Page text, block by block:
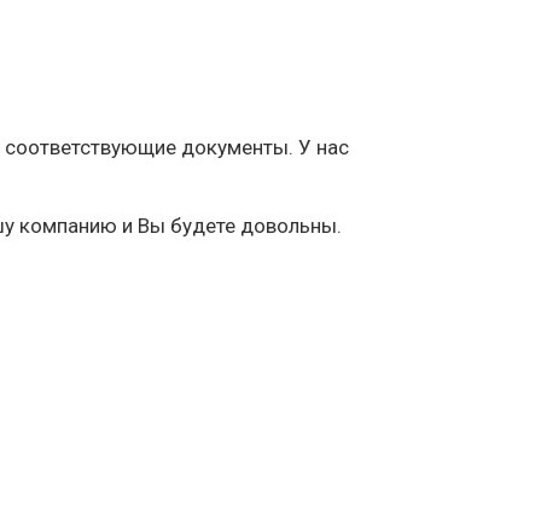
соответствующие документы. У нас
компанию и Вы будете довольны.